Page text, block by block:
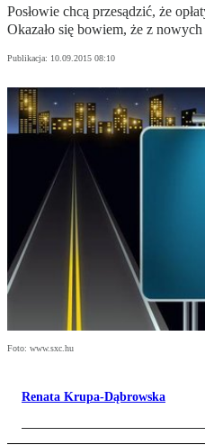
Posłowie chcą przesądzić, że
Okazało się bowiem, że z
Publikacja: 10.09.2015 08:10
Foto: www.sxc.hu
Renata Krupa-Dąbrowska